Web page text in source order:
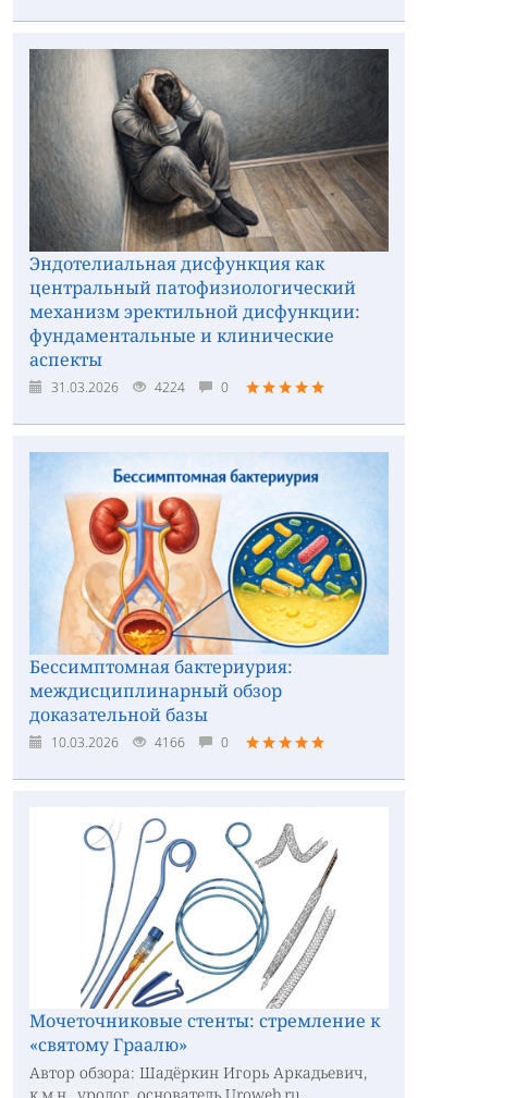
Эндотелиальная дисфункция как
центральный патофизиологический
механизм эректильной дисфункции:
фундаментальные и клинические
аспекты
31.03.2026 4224 0
Бессимптомная бактериурия:
междисциплинарный обзор
доказательной базы
10.03.2026 4166 0
Мочеточниковые стенты: стремление к
«святому Граалю»
Автор обзора: Шадёркин Игорь Аркадьевич,